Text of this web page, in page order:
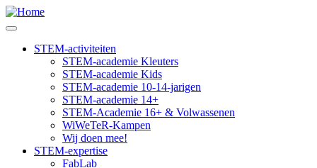
Skip
to
contentSTEM-activiteiten
STEM-academie Kleuters
STEM-academie Kids
STEM-academie 10-14-jarigen
STEM-academie 14+
STEM-Academie 16+ & Volwassenen
WiWeTeR-Kampen
Wij doen mee!
STEM-expertise
FabLab